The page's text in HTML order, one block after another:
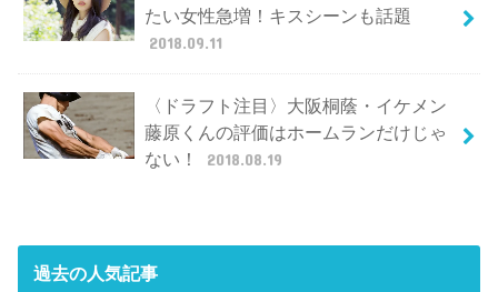
たい女性急増！キスシーンも話題
2018.09.11
〈ドラフト注目〉大阪桐蔭・イケメン
藤原くんの評価はホームランだけじゃ
ない！
2018.08.19
過去の人気記事